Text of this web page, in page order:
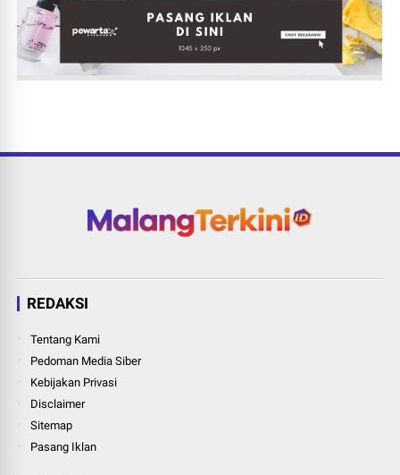
REDAKSI
Tentang Kami
Pedoman Media Siber
Kebijakan Privasi
Disclaimer
Sitemap
Pasang Iklan